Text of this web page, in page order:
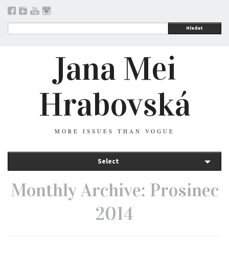
Hledat
Jana Mei
Hrabovská
MORE ISSUES THAN VOGUE
Select
Monthly Archive: Prosinec
2014